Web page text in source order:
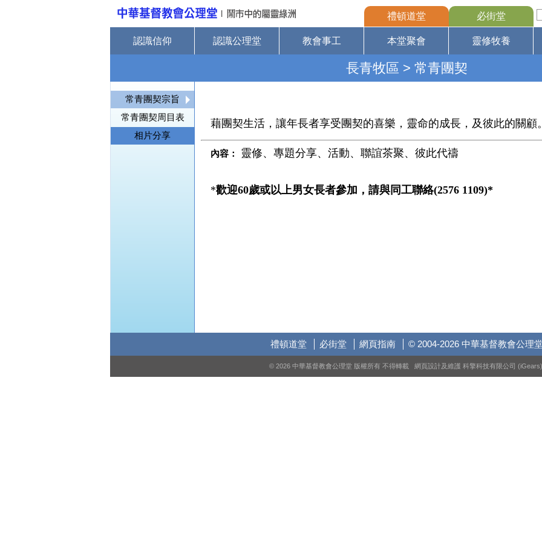
禮頓道堂 必街堂
認識信仰 認識公理堂 教會事工 本堂聚會 靈修牧養
長青牧區 > 常青團契
常青團契宗旨
常青團契周目表
相片分享
藉團契生活，讓年長者享受團契的喜樂，靈命的成長，及彼此的關顧。
內容： 靈修、專題分享、活動、聯誼茶聚、彼此代禱
*歡迎60歲或以上男女長者參加，請與同工聯絡(2576 1109)*
禮頓道堂 必街堂 網頁指南 © 2004-2026 中華基督教會公理
© 2026 中華基督教會公理堂 版權所有 不得轉載 網頁設計及維護 科擎科技有限公司 (iGears)